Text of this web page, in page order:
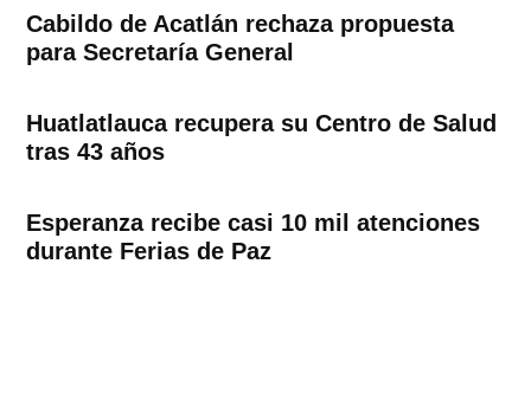
Cabildo de Acatlán rechaza propuesta
para Secretaría General
Huatlatlauca recupera su Centro de Salud
tras 43 años
Esperanza recibe casi 10 mil atenciones
durante Ferias de Paz